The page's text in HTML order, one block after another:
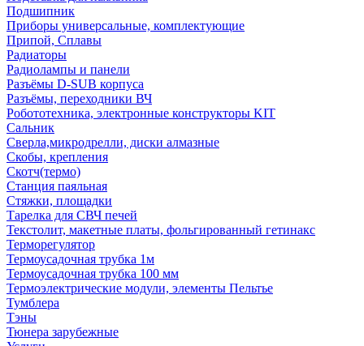
Подшипник
Приборы универсальные, комплектующие
Припой, Сплавы
Радиаторы
Радиолампы и панели
Разъёмы D-SUB корпуса
Разъёмы, переходники ВЧ
Робототехника, электронные конструкторы KIT
Сальник
Сверла,микродрелли, диски алмазные
Скобы, крепления
Скотч(термо)
Станция паяльная
Стяжки, площадки
Тарелка для СВЧ печей
Текстолит, макетные платы, фольгированный гетинакс
Терморегулятор
Термоусадочная трубка 1м
Термоусадочная трубка 100 мм
Термоэлектрические модули, элементы Пельтье
Тумблера
Тэны
Тюнера зарубежные